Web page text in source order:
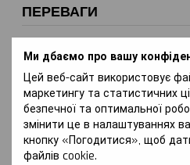
Ми дбаємо про вашу
Цей веб-сайт використовує
маркетингу та статистичних
безпечної та оптимальної
змінити це в налаштуваннях
кнопку «Погодитися», щоб
файлів cookie.
ПЕРЕВАГИ
НАДІЙНИЙ ЗАХИСТ
Захист Kolchuga® забезпечує
від механічних